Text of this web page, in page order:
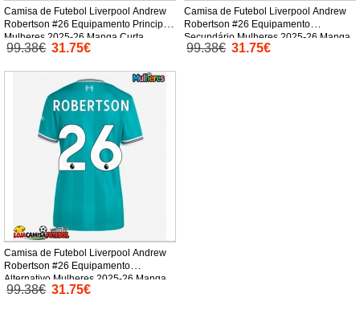
Camisa de Futebol Liverpool Andrew
Robertson #26 Equipamento Principal
Mulheres 2025-26 Manga Curta
99.38€ 31.75€
Camisa de Futebol Liverpool Andrew
Robertson #26 Equipamento
Secundário Mulheres 2025-26 Manga
Curta
99.38€ 31.75€
Camisa de Futebol Liverpool Andrew
Robertson #26 Equipamento
Alternativo Mulheres 2025-26 Manga
Curta
99.38€ 31.75€